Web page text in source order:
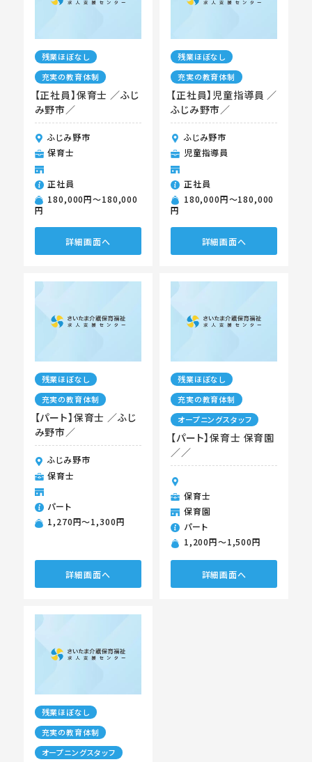
残業ほぼなし
充実の教育体制
【正社員】保育士 ／ふじ
み野市／
ふじみ野市
保育士
正社員
180,000円〜180,000
円
詳細画面へ
残業ほぼなし
充実の教育体制
【正社員】児童指導員 ／
ふじみ野市／
ふじみ野市
児童指導員
正社員
180,000円〜180,000
円
詳細画面へ
残業ほぼなし
充実の教育体制
【パート】保育士 ／ふじ
み野市／
ふじみ野市
保育士
パート
1,270円〜1,300円
詳細画面へ
残業ほぼなし
充実の教育体制
オープニングスタッフ
【パート】保育士 保育園
／／
保育士
保育園
パート
1,200円〜1,500円
詳細画面へ
残業ほぼなし
充実の教育体制
オープニングスタッフ